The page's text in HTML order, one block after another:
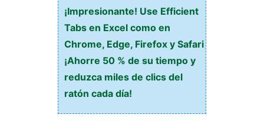
¡Impresionante! Use Efficient
Tabs en Excel como en
Chrome, Edge, Firefox y Safari
¡Ahorre 50 % de su tiempo y
reduzca miles de clics del
ratón cada día!